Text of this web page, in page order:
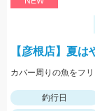
【彦根店】夏
釣行日